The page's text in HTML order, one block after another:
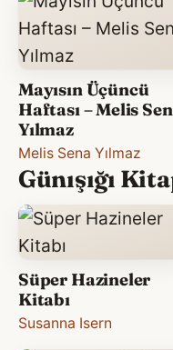
Mayısın Üçüncü
Haftası – Melis
Yılmaz
Melis Sena Yılmaz
Günışığı
Süper Hazineler
Kitabı
Susanna Isern